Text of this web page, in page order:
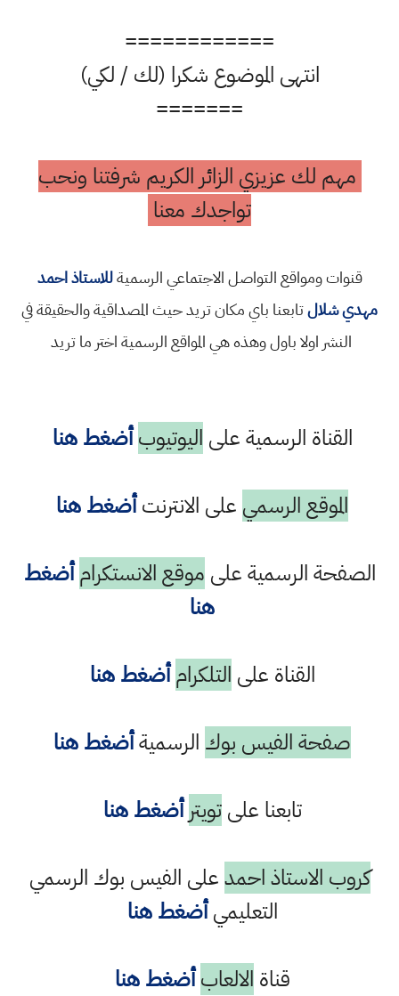
============
انتهى الموضوع شكرا (لك / لكي)
=======
مهم لك عزيزي الزائر الكريم شرفتنا ونحب
تواجدك معنا
قنوات ومواقع التواصل الاجتماعي الرسميةللاستاذ احمد
مهدي شلالتابعنا باي مكان تريد حيث المصداقية والحقيقة في
النشر اولا باول وهذه هي المواقع الرسمية اختر ما تريد
القناة الرسمية على اليوتيوب أضغط هنا
الموقع الرسمي على الانترنتأضغط هنا
الصفحة الرسمية على موقع الانستكرام أضغط
هنا
القناة على التلكرام أضغط هنا
صفحة الفيس بوك الرسميةأضغط هنا
تابعنا علىتويتر أضغط هنا
كروب الاستاذ احمدعلى الفيس بوك الرسمي
التعليميأضغط هنا
قناة الالعاب أضغط هنا